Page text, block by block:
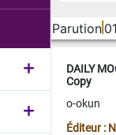
Parution
DAILY
Copy
o-okun
Éditeur :